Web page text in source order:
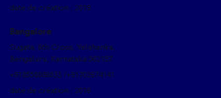
date de création : 2019
Bangalore
Sugata, 6th Cross, Yelahanka,
Bengaluru, Karnataka 562157
+918550080033 /+91702674141
date de création : 2016